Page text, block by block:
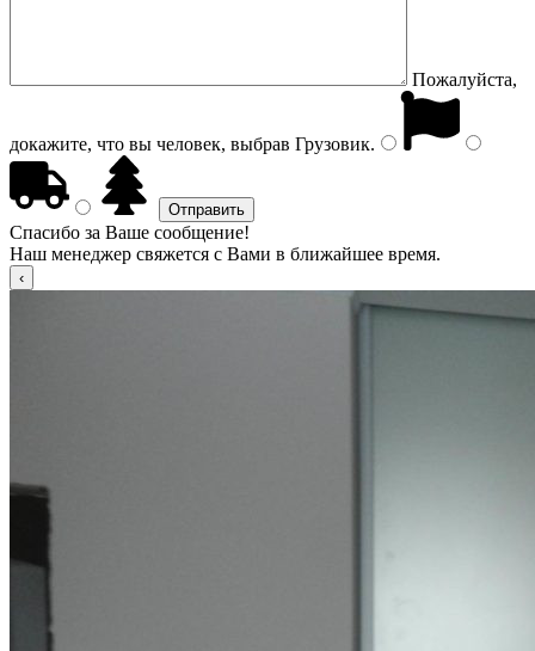
Пожалуйста,
докажите, что вы человек, выбрав Грузовик.
Спасибо за Ваше сообщение!
Наш менеджер свяжется с Вами в ближайшее время.